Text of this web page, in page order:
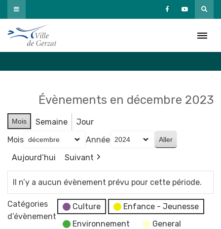
Passer
au
contenu
Évènements en décembre 2023
Mois Semaine
Jour
Mois
Année
Aujourd’hui
Suivant
Il n’y a aucun évènement prévu pour cette période.
Catégories
d’évènement
Culture
Enfance - Jeunesse
Environnement
General